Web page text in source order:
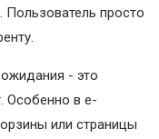
Пользователь просто
- это
Особенно в e-
или страницы